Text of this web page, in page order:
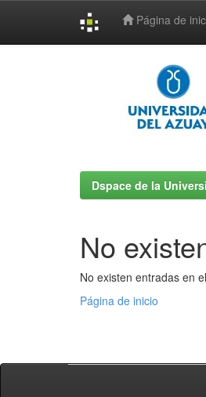
Página de
Dspace de la
No
No existen entradas en
Página de inicio